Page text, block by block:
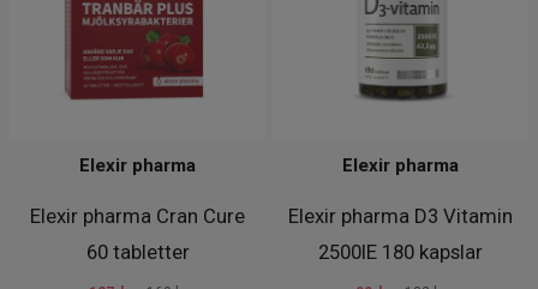
Elexir pharma Cran Cure
60 tabletter
Elexir pharma
Elexir pharma D3 Vitamin
2500IE 180 kapslar
Elexir pharma